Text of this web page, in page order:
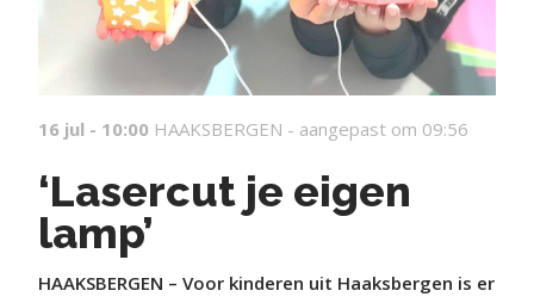
16 jul - 10:00 HAAKSBERGEN - aangepast om 09:56
‘Lasercut je eigen
lamp’
HAAKSBERGEN – Voor kinderen uit Haaksbergen is er